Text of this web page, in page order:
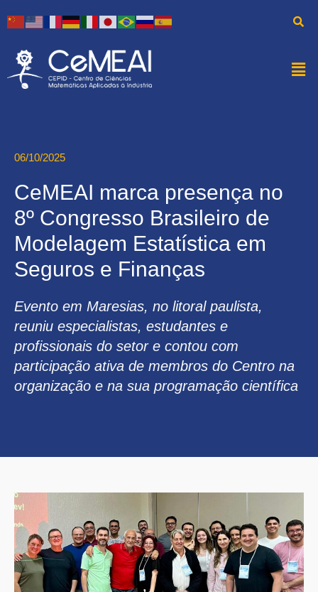
06/10/2025
CeMEAI marca presença no
8º Congresso Brasileiro de
Modelagem Estatística em
Seguros e Finanças
Evento em Maresias, no litoral paulista,
reuniu especialistas, estudantes e
profissionais do setor e contou com
participação ativa de membros do Centro na
organização e na sua programação científica